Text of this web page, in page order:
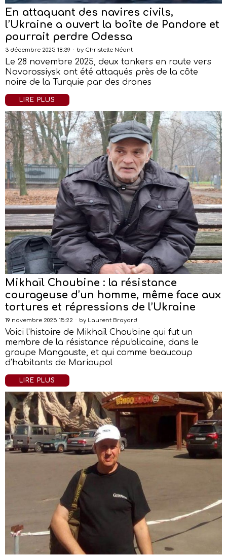
En attaquant des navires civils,
l’Ukraine a ouvert la boîte de Pandore et
pourrait perdre Odessa
3 décembre 2025 18:39 by Christelle Néant
Le 28 novembre 2025, deux tankers en route vers
Novorossiysk ont été attaqués près de la côte
noire de la Turquie par des drones
LIRE PLUS
Mikhaïl Choubine : la résistance
courageuse d’un homme, même face aux
tortures et répressions de l’Ukraine
19 novembre 2025 15:22 by Laurent Brayard
Voici l’histoire de Mikhaïl Choubine qui fut un
membre de la résistance républicaine, dans le
groupe Mangouste, et qui comme beaucoup
d’habitants de Marioupol
LIRE PLUS